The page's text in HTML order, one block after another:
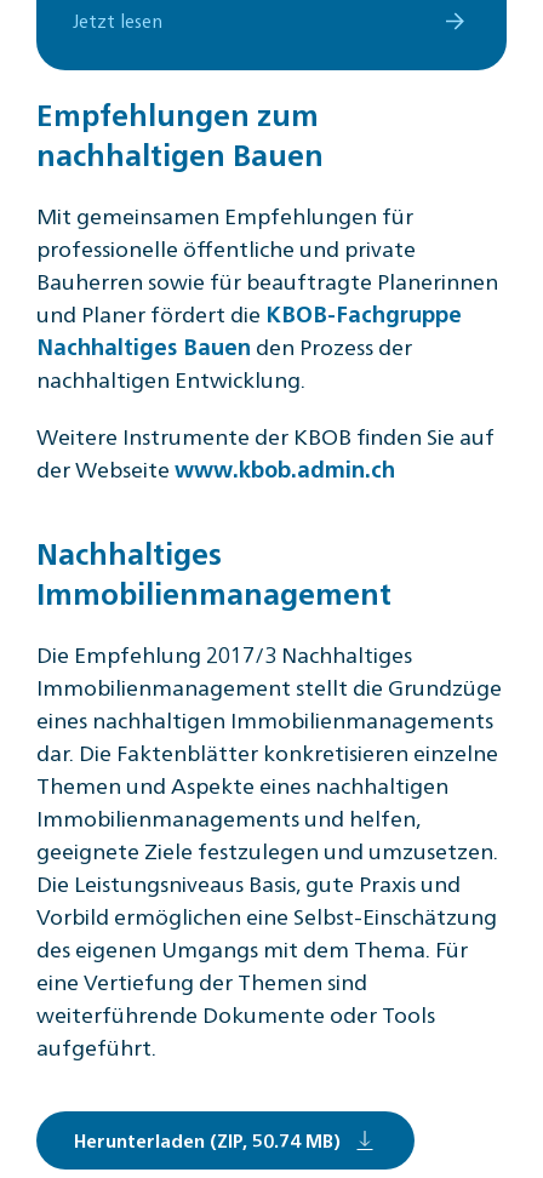
Jetzt lesen
Empfehlungen zum
nachhaltigen Bauen
Mit gemeinsamen Empfehlungen für
professionelle öffentliche und private
Bauherren sowie für beauftragte Planerinnen
und Planer fördert die KBOB-Fachgruppe
Nachhaltiges Bauen den Prozess der
nachhaltigen Entwicklung.
Weitere Instrumente der KBOB finden Sie auf
der Webseite www.kbob.admin.ch
Nachhaltiges
Immobilienmanagement
Die Empfehlung 2017/3 Nachhaltiges
Immobilienmanagement stellt die Grundzüge
eines nachhaltigen Immobilienmanagements
dar. Die Faktenblätter konkretisieren einzelne
Themen und Aspekte eines nachhaltigen
Immobilienmanagements und helfen,
geeignete Ziele festzulegen und umzusetzen.
Die Leistungsniveaus Basis, gute Praxis und
Vorbild ermöglichen eine Selbst-Einschätzung
des eigenen Umgangs mit dem Thema. Für
eine Vertiefung der Themen sind
weiterführende Dokumente oder Tools
aufgeführt.
Herunterladen (ZIP, 50.74 MB)